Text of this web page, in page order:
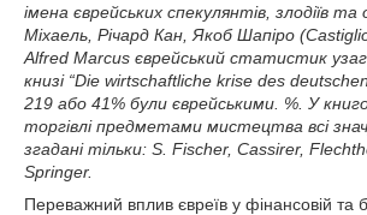
імена єврейських спекулянтів, злодіїв та
Міхаель, Річард Кан, Якоб Шапіро
Alfred Marcus єврейський статистик
книзі “Die wirtschaftliche krise des
219 або 41% були єврейськими. %. У
торгівлі предметами мистецтва всі
згадані тільки: S. Fischer, Cassirer,
Springer.
Переважний вплив євреїв у фінансовій та